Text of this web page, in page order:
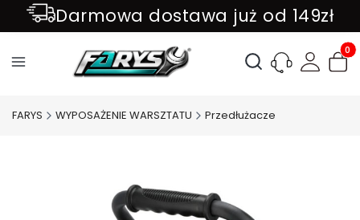
Darmowa dostawa już od 149zł
ZAPISZ SIĘ DO NEWSLETTER !!!
Otwórz
FARYS WYPOSAŻENIE WARSZTATU Przedłużacze